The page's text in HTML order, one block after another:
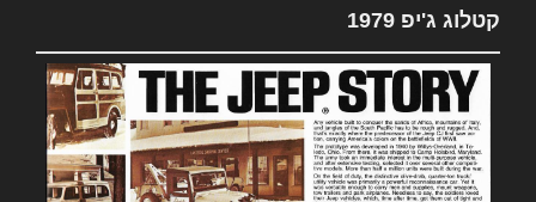
קטלוג ג'יפ 1979